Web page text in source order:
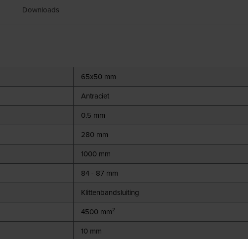
Downloads
65x50 mm
Antraciet
0.5 mm
280 mm
1000 mm
84 - 87 mm
Klittenbandsluiting
4500 mm²
10 mm